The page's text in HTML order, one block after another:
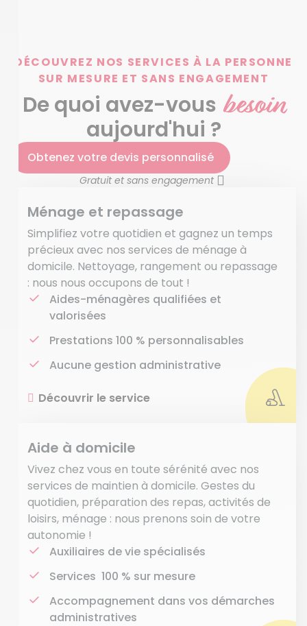
DÉCOUVREZ NOS SERVICES À LA PERSONNE
SUR MESURE ET SANS ENGAGEMENT
De quoi avez-vous besoin
aujourd'hui ?
Obtenez votre devis personnalisé
Gratuit et sans engagement
Ménage et repassage
Simplifiez votre quotidien et gagnez un temps
précieux avec nos services de ménage à
domicile. Nettoyage, rangement ou repassage
: nous nous occupons de tout !
Aides-ménagères qualifiées et
valorisées
Prestations 100 % personnalisables
Aucune gestion administrative
Découvrir le service
Aide à domicile
Vivez chez vous en toute sérénité avec nos
services de maintien à domicile. Gestes du
quotidien, préparation des repas, activités de
loisirs, ménage : nous prenons soin de votre
autonomie !
Auxiliaires de vie spécialisés
Services 100 % sur mesure
Accompagnement dans vos démarches
administratives